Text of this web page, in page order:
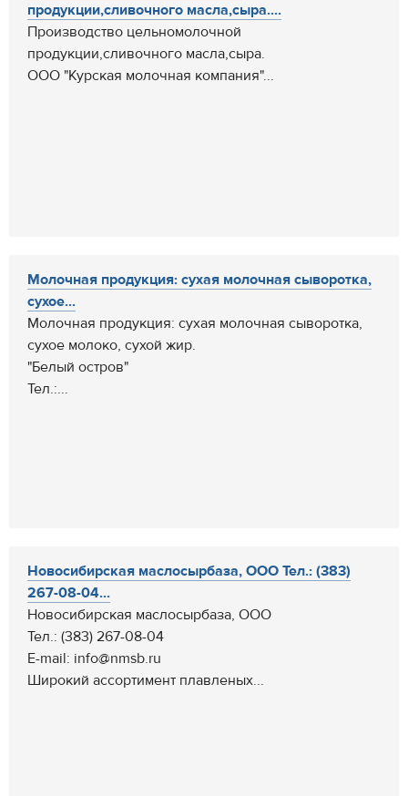
продукции,сливочного масла,сыра....
Производство цельномолочной
продукции,сливочного масла,сыра.
ООО "Курская молочная компания"...
Молочная продукция: сухая молочная сыворотка,
сухое...
Молочная продукция: сухая молочная сыворотка,
сухое молоко, сухой жир.
"Белый остров"
Тел.:...
Новосибирская маслосырбаза, ООО Тел.: (383)
267-08-04...
Новосибирская маслосырбаза, ООО
Тел.: (383) 267-08-04
E-mail: info@nmsb.ru
Широкий ассортимент плавленых...